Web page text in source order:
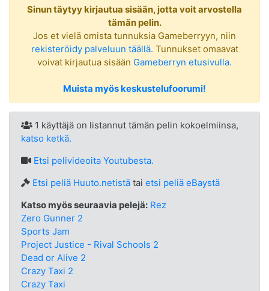
Sinun täytyy kirjautua sisään, jotta voit arvostella
tämän pelin.
Jos et vielä omista tunnuksia Gameberryyn, niin
rekisteröidy palveluun täällä. Tunnukset omaavat
voivat kirjautua sisään Gameberryn etusivulla.
Muista myös keskustelufoorumi!
1 käyttäjä on listannut tämän pelin kokoelmiinsa,
katso ketkä.
Etsi pelivideoita Youtubesta.
Etsi peliä Huuto.netistätai etsi peliä eBaystä
Katso myös seuraavia pelejä: Rez
Zero Gunner 2
Sports Jam
Project Justice - Rival Schools 2
Dead or Alive 2
Crazy Taxi 2
Crazy Taxi